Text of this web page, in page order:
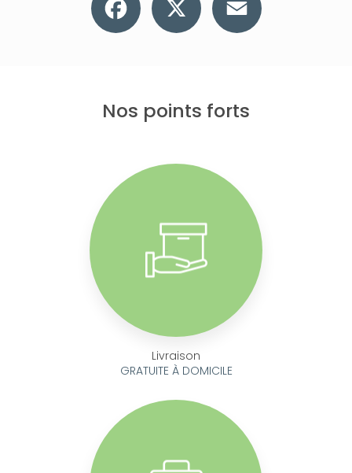
Nos points forts
Livraison
GRATUITE À DOMICILE